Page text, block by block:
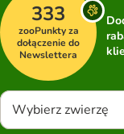
333
zooPunkty za
dołączenie do
Newslettera
Wybierz zwierzę